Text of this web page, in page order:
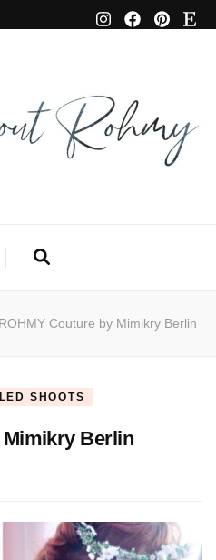
ROHMY Couture by Mimikry Berlin
SHOOTS
Mimikry Berlin